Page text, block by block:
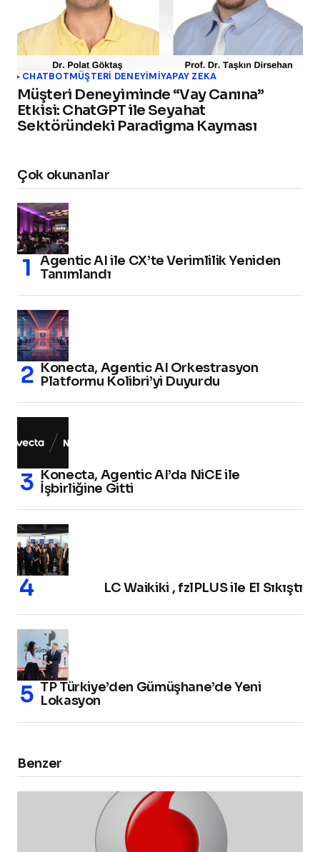
CHATBOTMÜŞTERI DENEYIMIYAPAY ZEKA
Müşteri Deneyiminde “Vay Canına”
Etkisi: ChatGPT ile Seyahat
Sektöründeki Paradigma Kayması
Çok okunanlar
Agentic AI ile CX’te Verimlilik Yeniden
Tanımlandı
Konecta, Agentic AI Orkestrasyon
Platformu Kolibri’yi Duyurdu
Konecta, Agentic AI’da NiCE ile
İşbirliğine Gitti
LC Waikiki , fzlPLUS ile El Sıkıştı
TP Türkiye’den Gümüşhane’de Yeni
Lokasyon
Benzer